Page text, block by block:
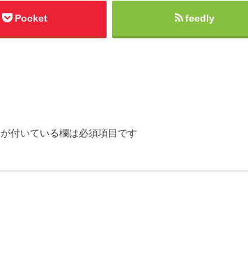
Pocket feedly
が付いている欄は必須項目です